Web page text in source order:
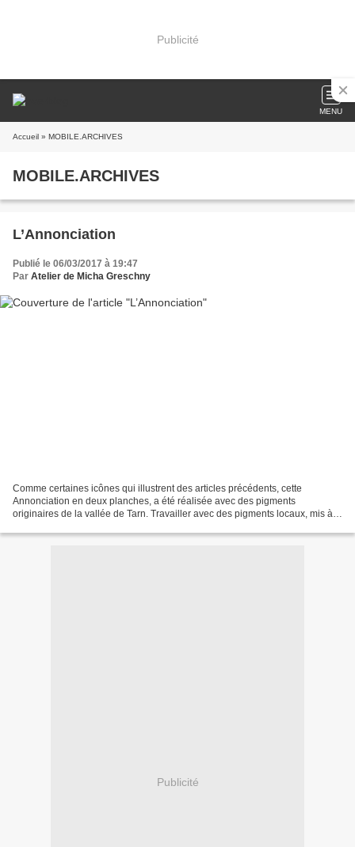
Publicité
MENU
Accueil » MOBILE.ARCHIVES
MOBILE.ARCHIVES
L’Annonciation
Publié le 06/03/2017 à 19:47
Par Atelier de Micha Greschny
Comme certaines icônes qui illustrent des articles précédents, cette
Annonciation en deux planches, a été réalisée avec des pigments
originaires de la vallée de Tarn. Travailler avec des pigments locaux, mis à
Publicité